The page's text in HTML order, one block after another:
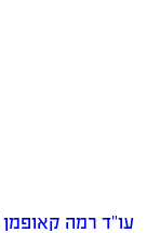
עו”ד רמה קאופמן